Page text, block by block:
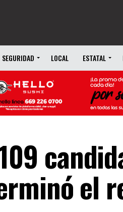
SEGURIDAD LOCAL ESTATAL
el